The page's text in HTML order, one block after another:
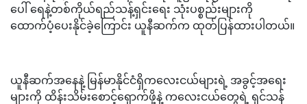
ပေါ် ရေနဲ့တစ်ကိုယ်ရည်သန့်ရှင်းရေး သုံးပစ္စည်းများကို
ထောက်ပံ့ပေးနိုင်ခဲ့ကြောင်း ယူနီဆက်က ထုတ်ပြန်ထားပါတယ်။
ယူနီဆက်အနေနဲ့ မြန်မာနိုင်ငံရှိကလေးငယ်များရဲ့ အခွင့်အရေး
များကို ထိန်းသိမ်းစောင့်ရှောက်ဖို့နဲ့ ကလေးငယ်တွေရဲ့ ရှင်သန်